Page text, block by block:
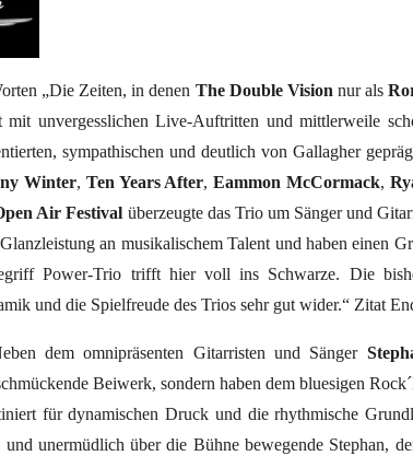
„Die Zeiten, in denen The Double Vision nur als
unvergesslichen Live-Auftritten und mittlerweile
sympathischen und deutlich von Gallagher
Winter, Ten Years After,Eammon McCormack,
Air Festival überzeugte das Trio um Sänger und
an musikalischem Talent und haben einen
Power-Trio trifft hier voll ins Schwarze. Die
und die Spielfreude des Trios sehr gut wider.“ Zitat
dem omnipräsenten Gitarristen und Sänger
Beiwerk, sondern haben dem bluesigen
für dynamischen Druck und die rhythmische
unermüdlich über die Bühne bewegende Stephan,